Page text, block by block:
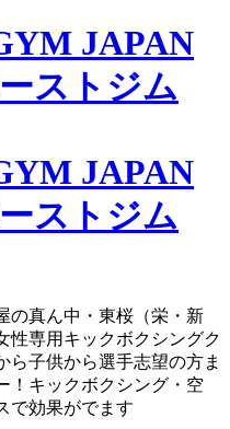
の真ん中・東桜（栄・新
性専用キックボクシングク
ら子供から選手志望の方ま
！キックボクシング・空
で効果がでます